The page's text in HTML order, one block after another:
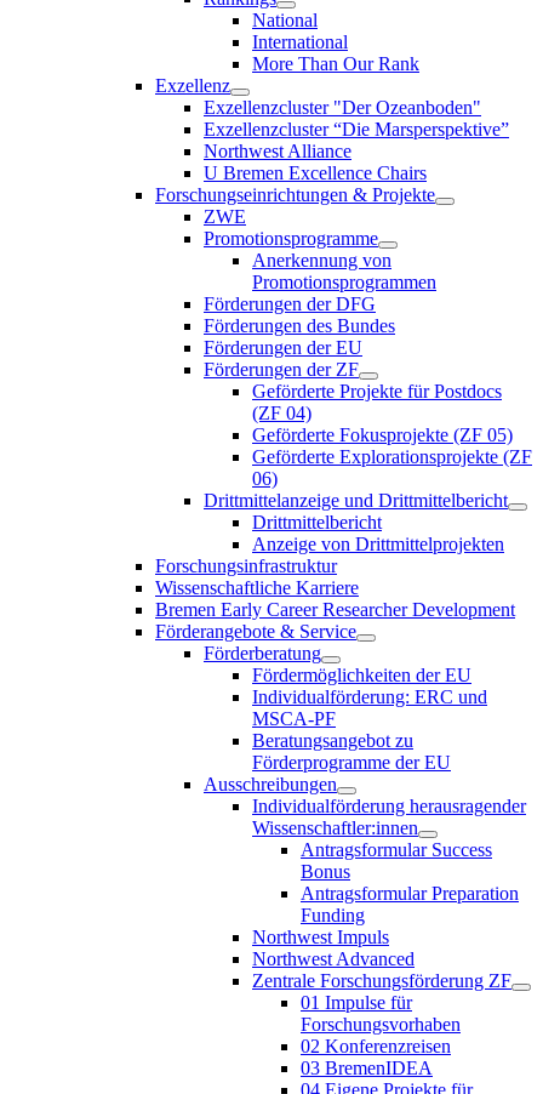
National
International
More Than Our Rank
Exzellenz
Exzellenzcluster "Der Ozeanboden"
Exzellenzcluster “Die Marsperspektive”
Northwest Alliance
U Bremen Excellence Chairs
Forschungseinrichtungen & Projekte
ZWE
Promotionsprogramme
Anerkennung von
Promotionsprogrammen
Förderungen der DFG
Förderungen des Bundes
Förderungen der EU
Förderungen der ZF
Geförderte Projekte für Postdocs
(ZF 04)
Geförderte Fokusprojekte (ZF 05)
Geförderte Explorationsprojekte (ZF
06)
Drittmittelanzeige und Drittmittelbericht
Drittmittelbericht
Anzeige von Drittmittelprojekten
Forschungsinfrastruktur
Wissenschaftliche Karriere
Bremen Early Career Researcher Development
Förderangebote & Service
Förderberatung
Fördermöglichkeiten der EU
Individualförderung: ERC und
MSCA-PF
Beratungsangebot zu
Förderprogramme der EU
Ausschreibungen
Individualförderung herausragender
Wissenschaftler:innen
Antragsformular Success
Bonus
Antragsformular Preparation
Funding
Northwest Impuls
Northwest Advanced
Zentrale Forschungsförderung ZF
01 Impulse für
Forschungsvorhaben
02 Konferenzreisen
03 BremenIDEA
04 Eigene Projekte für